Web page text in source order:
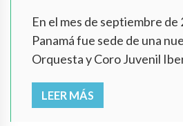
En el mes de septiembre de
Panamá fue sede de una
Orquesta y Coro Juvenil
LEER MÁS